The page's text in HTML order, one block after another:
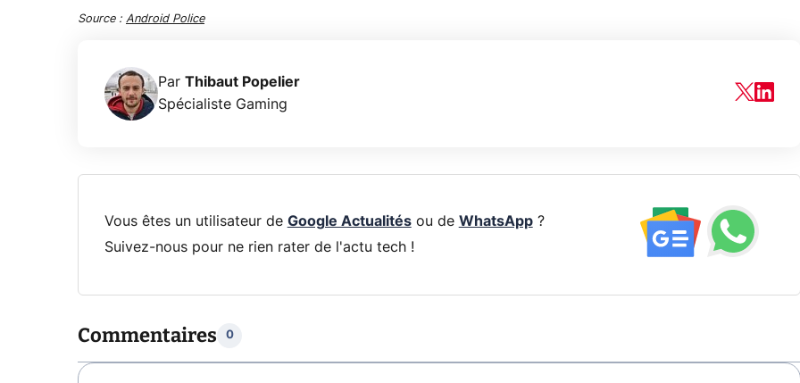
Source : Android Police
Par Thibaut Popelier
Spécialiste Gaming
Vous êtes un utilisateur de Google Actualitésou de WhatsApp?
Suivez-nous pour ne rien rater de l'actu tech !
Commentaires 0